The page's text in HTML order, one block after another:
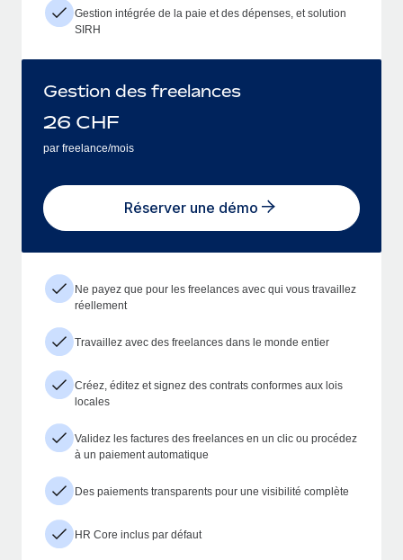
Gestion intégrée de la paie et des dépenses, et solution
SIRH
Gestion des freelances
26 CHF
par freelance/mois
Réserver une démo
Ne payez que pour les freelances avec qui vous travaillez
réellement
Travaillez avec des freelances dans le monde entier
Créez, éditez et signez des contrats conformes aux lois
locales
Validez les factures des freelances en un clic ou procédez
à un paiement automatique
Des paiements transparents pour une visibilité complète
HR Core inclus par défaut